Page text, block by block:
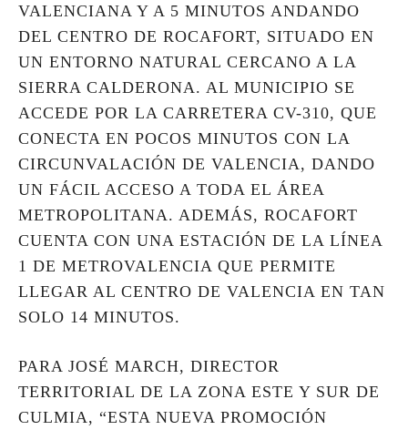
VALENCIANA Y A 5 MINUTOS ANDANDO
DEL CENTRO DE ROCAFORT, SITUADO EN
UN ENTORNO NATURAL CERCANO A LA
SIERRA CALDERONA. AL MUNICIPIO SE
ACCEDE POR LA CARRETERA CV-310, QUE
CONECTA EN POCOS MINUTOS CON LA
CIRCUNVALACIÓN DE VALENCIA, DANDO
UN FÁCIL ACCESO A TODA EL ÁREA
METROPOLITANA. ADEMÁS, ROCAFORT
CUENTA CON UNA ESTACIÓN DE LA LÍNEA
1 DE METROVALENCIA QUE PERMITE
LLEGAR AL CENTRO DE VALENCIA EN TAN
SOLO 14 MINUTOS.
PARA JOSÉ MARCH, DIRECTOR
TERRITORIAL DE LA ZONA ESTE Y SUR DE
CULMIA, “ESTA NUEVA PROMOCIÓN